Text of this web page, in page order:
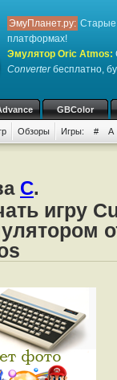
ЭмуПланет.ру: Старые
платформах!
Эмулятор Oric Atmos:
Converterбесплатно,
GBColor
Обзоры Игры: # A
C.
игру